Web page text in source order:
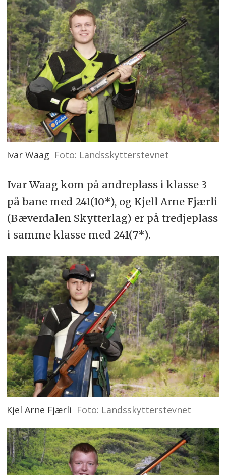
Ivar Waag Foto: Landsskytterstevnet
Ivar Waag kom på andreplass i klasse 3
på bane med 241(10*), og Kjell Arne Fjærli
(Bæverdalen Skytterlag) er på tredjeplass
i samme klasse med 241(7*).
Kjel Arne Fjærli Foto: Landsskytterstevnet